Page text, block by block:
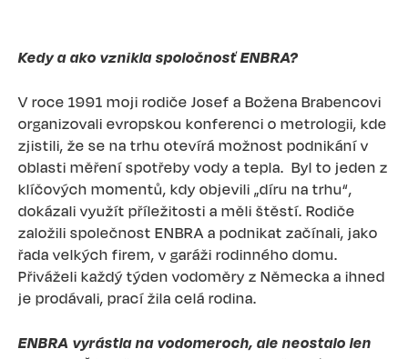
Kedy a ako vznikla spoločnosť ENBRA?
V roce 1991 moji rodiče Josef a Božena Brabencovi
organizovali evropskou konferenci o metrologii, kde
zjistili, že se na trhu otevírá možnost podnikání v
oblasti měření spotřeby vody a tepla. Byl to jeden z
klíčových momentů, kdy objevili „díru na trhu“,
dokázali využít příležitosti a měli štěstí. Rodiče
založili společnost ENBRA a podnikat začínali, jako
řada velkých firem, v garáži rodinného domu.
Přiváželi každý týden vodoměry z Německa a ihned
je prodávali, prací žila celá rodina.
ENBRA vyrástla na vodomeroch, ale neostalo len